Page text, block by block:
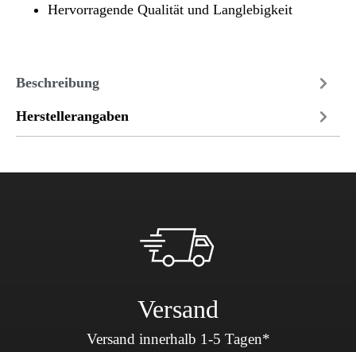
Hervorragende Qualität und Langlebigkeit
Beschreibung
Herstellerangaben
Versand
Versand innerhalb 1-5 Tagen*